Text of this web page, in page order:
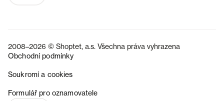
2008–2026 © Shoptet, a.s. Všechna práva vyhrazena
Obchodní podmínky
Soukromí a cookies
Formulář pro oznamovatele